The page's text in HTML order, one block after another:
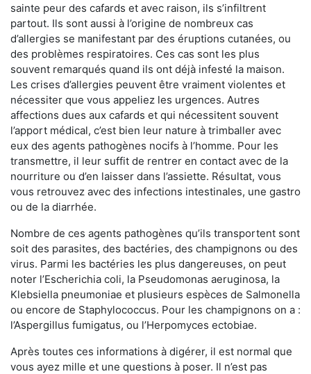
sainte peur des cafards et avec raison, ils s’infiltrent
partout. Ils sont aussi à l’origine de nombreux cas
d’allergies se manifestant par des éruptions cutanées, ou
des problèmes respiratoires. Ces cas sont les plus
souvent remarqués quand ils ont déjà infesté la maison.
Les crises d’allergies peuvent être vraiment violentes et
nécessiter que vous appeliez les urgences. Autres
affections dues aux cafards et qui nécessitent souvent
l’apport médical, c’est bien leur nature à trimballer avec
eux des agents pathogènes nocifs à l’homme. Pour les
transmettre, il leur suffit de rentrer en contact avec de la
nourriture ou d’en laisser dans l’assiette. Résultat, vous
vous retrouvez avec des infections intestinales, une gastro
ou de la diarrhée.
Nombre de ces agents pathogènes qu’ils transportent sont
soit des parasites, des bactéries, des champignons ou des
virus. Parmi les bactéries les plus dangereuses, on peut
noter l’Escherichia coli, la Pseudomonas aeruginosa, la
Klebsiella pneumoniae et plusieurs espèces de Salmonella
ou encore de Staphylococcus. Pour les champignons on a :
l’Aspergillus fumigatus, ou l’Herpomyces ectobiae.
Après toutes ces informations à digérer, il est normal que
vous ayez mille et une questions à poser. Il n’est pas